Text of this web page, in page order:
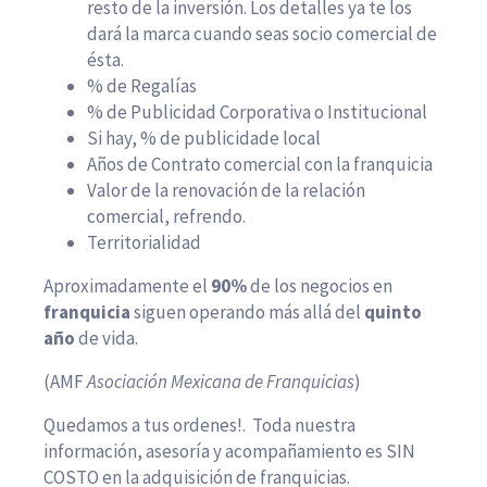
resto de la inversión. Los detalles ya te los
dará la marca cuando seas socio comercial de
ésta.
% de Regalías
% de Publicidad Corporativa o Institucional
Si hay, % de publicidade local
Años de Contrato comercial con la franquicia
Valor de la renovación de la relación
comercial, refrendo.
Territorialidad
Aproximadamente el 90%de los negocios en
franquiciasiguen operando más allá del quinto
añode vida.
(AMFAsociación Mexicana de Franquicias)
Quedamos a tus ordenes!. Toda nuestra
información, asesoría y acompañamiento es SIN
COSTO en la adquisición de franquicias.